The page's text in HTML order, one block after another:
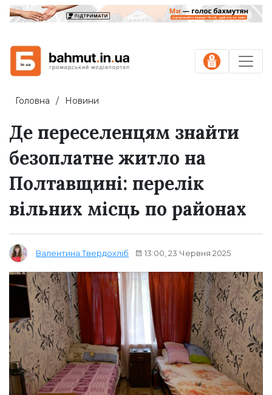
Головна Новини
Де переселенцям знайти
безоплатне житло на
Полтавщині: перелік
вільних місць по районах
Валентина Твердохліб 13:00, 23 Червня 2025